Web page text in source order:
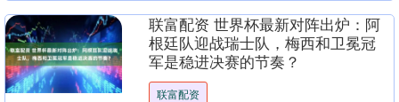
粒进....
联富配资 世界杯最新对阵出炉：阿
根廷队迎战瑞士队，梅西和卫冕冠
军是稳进决赛的节奏？
联富配资